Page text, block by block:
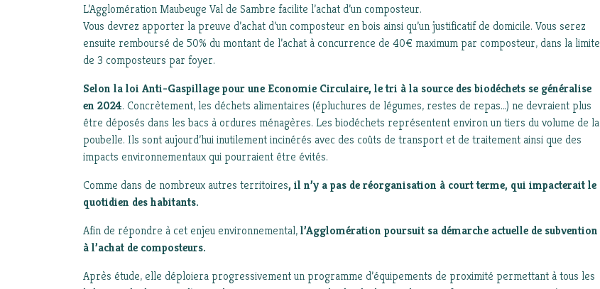
L’Agglomération Maubeuge Val de Sambre facilite l’achat d’un composteur.
Vous devrez apporter la preuve d’achat d’un composteur en bois ainsi qu’un justificatif de domicile. Vous serez
ensuite remboursé de 50% du montant de l’achat à concurrence de 40€ maximum par composteur, dans la limite
de 3 composteurs par foyer.
Selon la loi Anti-Gaspillage pour une Economie Circulaire, le tri à la source des biodéchets se généralise
en 2024. Concrètement, les déchets alimentaires (épluchures de légumes, restes de repas…) ne devraient plus
être déposés dans les bacs à ordures ménagères. Les biodéchets représentent environ un tiers du volume de la
poubelle. Ils sont aujourd’hui inutilement incinérés avec des coûts de transport et de traitement ainsi que des
impacts environnementaux qui pourraient être évités.
Comme dans de nombreux autres territoires, il n’y a pas de réorganisation à court terme, qui impacterait le
quotidien des habitants.
Afin de répondre à cet enjeu environnemental,l’Agglomération poursuit sa démarche actuelle de subvention
à l’achat de composteurs.
Après étude, elle déploiera progressivement un programme d’équipements de proximité permettant à tous les